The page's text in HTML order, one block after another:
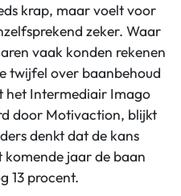
krap, maar voelt voor
zeker. Waar
vaak konden rekenen
twijfel over baanbehoud
het Intermediair Imago
door Motivaction, blijkt
denkt dat de kans
jaar de baan
13 procent.